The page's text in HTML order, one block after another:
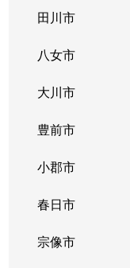
田川市
八女市
大川市
豊前市
小郡市
春日市
宗像市